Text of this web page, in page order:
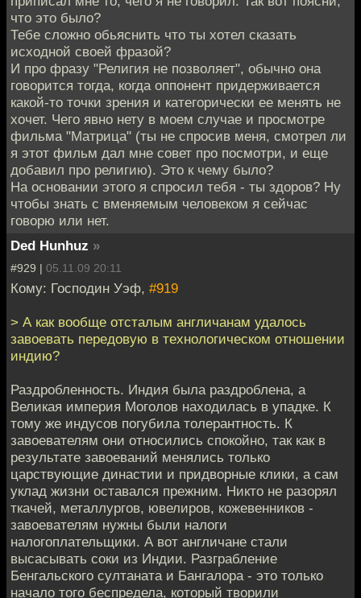
что это было?
Тебе сложно обьяснить что ты хотел сказать
исходной своей фразой?
И про фразу "Религия не позволяет", обычно она
говорится тогда, когда оппонент придерживается
какой-то точки зрения и категорически ее менять не
хочет. Чего явно нету в моем случае и просмотре
фильма "Матрица" (ты не спросив меня, смотрел ли
я этот фильм дал мне совет про посмотри, и еще
добавил про религию). Это к чему было?
На основании этого я спросил тебя - ты здоров? Ну
чтобы знать с вменяемым человеком я сейчас
говорю или нет.
Ded Hunhuz »
#929 | 05.11.09 20:11
Кому: Господин Уэф, #919
> А как вообще отсталым англичанам удалось
завоевать передовую в технологическом отношении
индию?
Раздробленность. Индия была раздроблена, а
Великая империя Моголов находилась в упадке. К
тому же индусов погубила толерантность. К
завоевателям они относились спокойно, так как в
результате завоеваний менялись только
царствующие династии и придворные клики, а сам
уклад жизни оставался прежним. Никто не разорял
ткачей, металлургов, ювелиров, кожевенников -
завоевателям нужны были налоги
налогоплательщики. А вот англичане стали
высасывать соки из Индии. Разграбление
Бенгальского султаната и Бангалора - это только
начало того беспредела, который творили